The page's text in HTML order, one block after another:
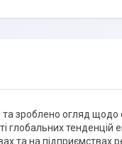
зроблено огляд щодо
тенденцій
та на підприємствах